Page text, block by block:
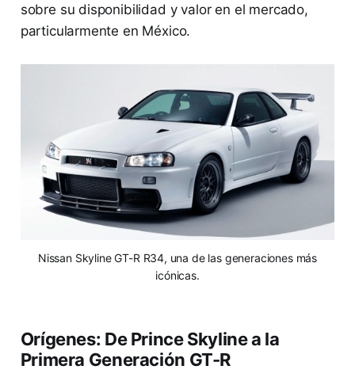
sobre su disponibilidad y valor en el mercado,
particularmente en México.
Nissan Skyline GT-R R34, una de las generaciones más
icónicas.
Orígenes: De Prince Skyline a la
Primera Generación GT-R